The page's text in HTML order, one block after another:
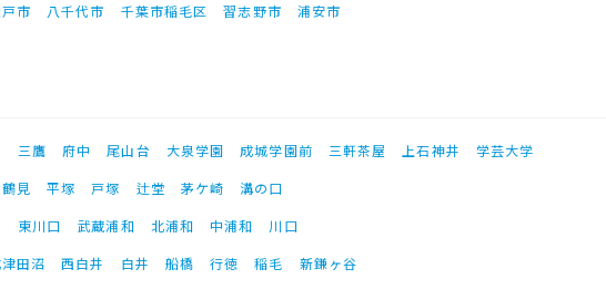
市 八千代市 千葉市稲毛区 習志野市 浦安市
三鷹 府中 尾山台 大泉学園 成城学園前 三軒茶屋 上石神井
学芸大学
鶴見 平塚 戸塚 辻堂 茅ケ崎
溝の口
東川口 武蔵浦和 北浦和 中浦和
川口
田沼 西白井 白井 船橋 行徳 稲毛 新鎌ヶ谷